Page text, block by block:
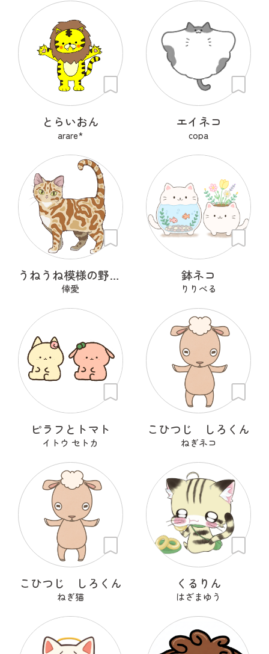
とらいおん
arare*
エイネコ
copa
うねうね模様の野良猫
倖愛
鉢ネコ
りりべる
ピラフとトマト
イトウ セトカ
こひつじ しろくん
ねぎネコ
こひつじ しろくん
ねぎ猫
くるりん
はざまゆう